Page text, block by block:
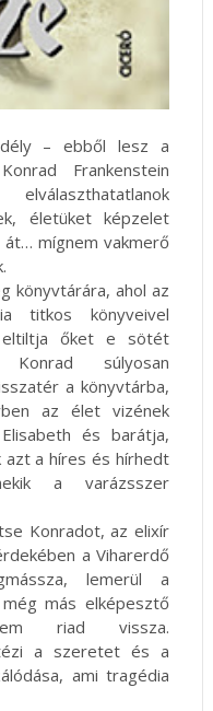
– ebből lesz a
Frankenstein
életüket képzelet
át… mígnem vakmerő
könyvtárára, ahol az
titkos könyveivel
eltiltja őket e sötét
súlyosan
a könyvtárba,
az élet vizének
és barátja,
a híres és hírhedt
a varázsszer
Konradot, az elixír
a Viharerdő
lemerül a
más elképesztő
riad vissza.
a szeretet és a
ami tragédia